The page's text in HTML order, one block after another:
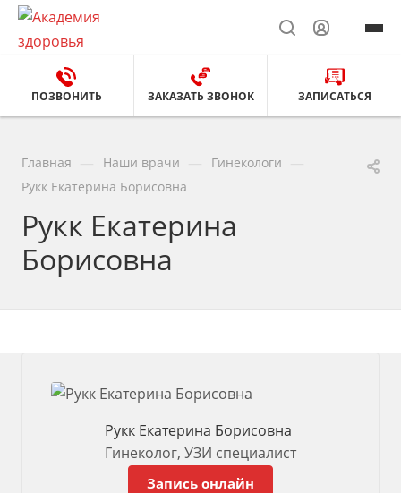
ПОЗВОНИТЬ ЗАКАЗАТЬ ЗВОНОК ЗАПИСАТЬСЯ
Главная Наши врачи Гинекологи
Рукк Екатерина Борисовна
Рукк Екатерина
Борисовна
Рукк Екатерина Борисовна
Гинеколог, УЗИ специалист
Запись онлайн